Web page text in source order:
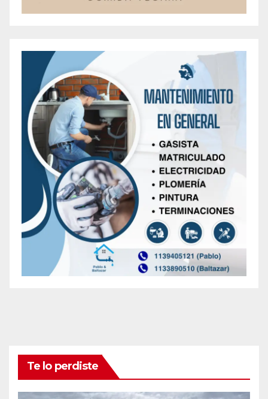
Te lo perdiste